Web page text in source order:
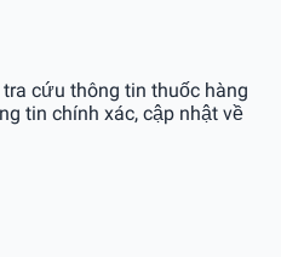
cứu thông tin thuốc hàng
tin chính xác, cập nhật về